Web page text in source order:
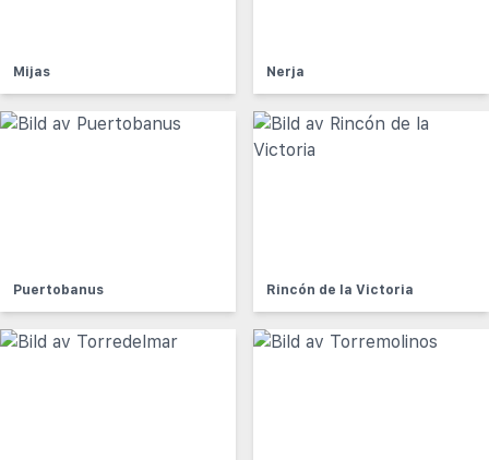
Mijas Nerja
Puertobanus Rincón de la Victoria